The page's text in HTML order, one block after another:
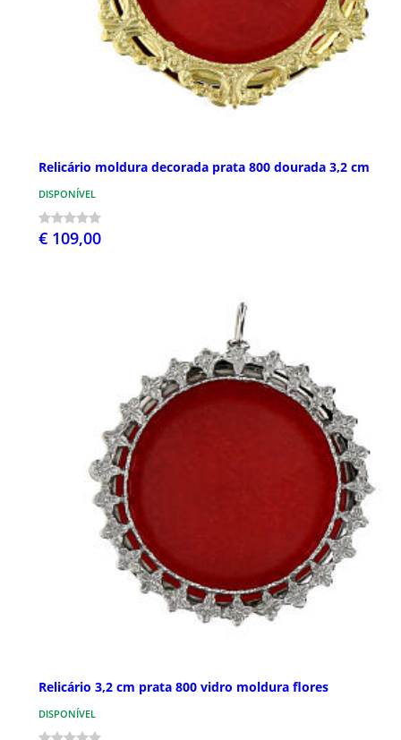
Relicário moldura decorada prata 800 dourada 3,2 cm
DISPONÍVEL
€ 109,00
Relicário 3,2 cm prata 800 vidro moldura flores
DISPONÍVEL